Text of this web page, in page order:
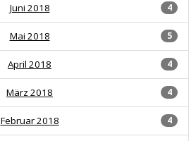
4
Juni 2018
5
Mai 2018
4
April 2018
4
März 2018
4
Februar 2018